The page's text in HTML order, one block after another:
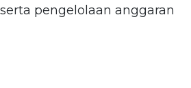
pengelolaan anggaran